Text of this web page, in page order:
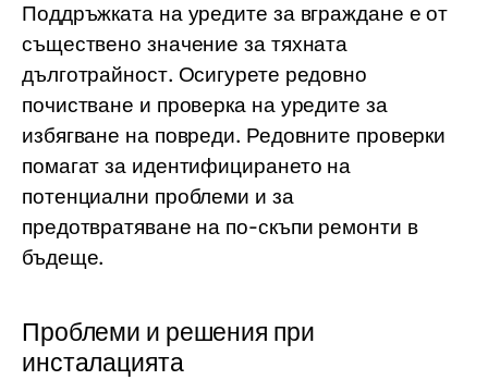
Поддръжката на уредите за вграждане е от
съществено значение за тяхната
дълготрайност. Осигурете редовно
почистване и проверка на уредите за
избягване на повреди. Редовните проверки
помагат за идентифицирането на
потенциални проблеми и за
предотвратяване на по-скъпи ремонти в
бъдеще.
Проблеми и решения при
инсталацията